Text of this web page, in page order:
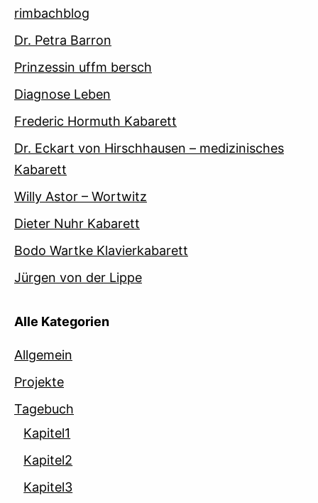
rimbachblog
Dr. Petra Barron
Prinzessin uffm bersch
Diagnose Leben
Frederic Hormuth Kabarett
Dr. Eckart von Hirschhausen – medizinisches
Kabarett
Willy Astor – Wortwitz
Dieter Nuhr Kabarett
Bodo Wartke Klavierkabarett
Jürgen von der Lippe
Alle Kategorien
Allgemein
Projekte
Tagebuch
Kapitel1
Kapitel2
Kapitel3